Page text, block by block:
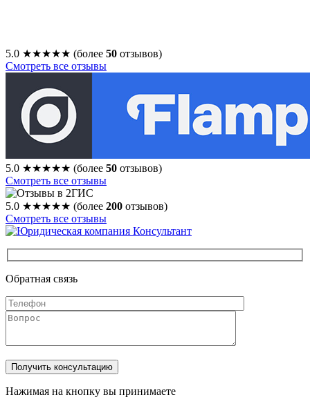
5.0 ★★★★★ (более 50 отзывов)
Смотреть все отзывы
5.0 ★★★★★ (более 50 отзывов)
Смотреть все отзывы
5.0 ★★★★★ (более 200 отзывов)
Смотреть все отзывы
Обратная связь
Нажимая на кнопку вы принимаете